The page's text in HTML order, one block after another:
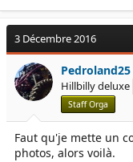
3 Décembre 2016
Pedroland25
Hillbilly deluxe
Staff Orga
Faut qu'je mette un
photos, alors voilà.